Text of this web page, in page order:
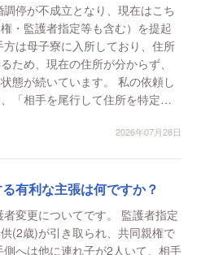
調停が不成立となり、現在はこち
・監護者指定等も含む）を提起
ため、現在の住所が分からず、
いています。 私の依頼し
「相手を尾行して住所を特定し
2026年07月28日
有利な主張は何ですか？
者変更についてです。 監護者指定
(2歳)が引き取られ、共同親権で
へは他に連れ子が2人いて、相手